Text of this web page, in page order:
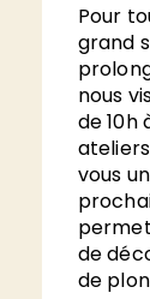
Pour
grand
nous
de 10h
vous
de
de